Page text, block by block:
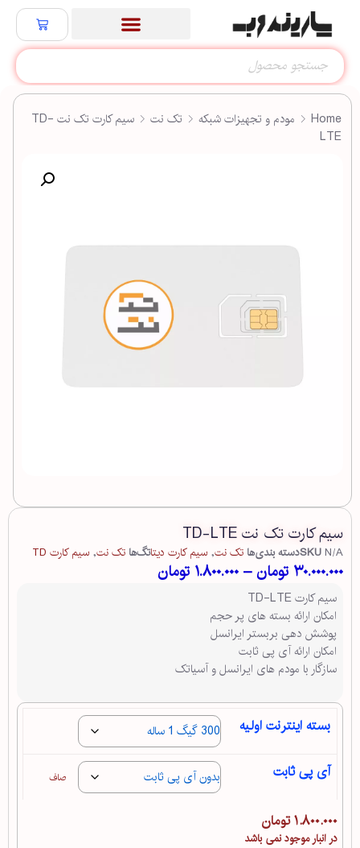
Home مودم و تجهیزات شبکه تک نت
سیم کارت تک نت TD-
LTE
سیم کارت تک نت TD-LTE
SKUN/A دسته بندی‌ها تک نت,سیم کارت دیتاتگ‌ها تک نت,سیم کارت TD
۳۰.۰۰۰.۰۰۰ تومان – ۱.۸۰۰.۰۰۰ تومان
سیم کارت TD-LTE
امکان ارائه بسته های پر حجم
پوشش دهی بربستر ایرانسل
امکان ارائه آی پی ثابت
سازگار با مودم های ایرانسل و آسیاتک
بسته اینترنت اولیه
آی پی ثابت صاف
۱.۸۰۰.۰۰۰تومان
در انبار موجود نمی باشد